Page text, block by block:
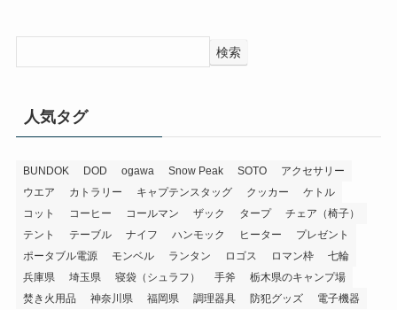
検索
人気タグ
BUNDOK DOD ogawa Snow Peak SOTO
アクセサリー
ウエア
カトラリー キャプテンスタッグ クッカー
ケトル
コット
コーヒー コールマン ザック タープ
チェア（椅子）
テント
テーブル ナイフ ハンモック ヒーター
プレゼント
ポータブル電源
モンベル ランタン ロゴス ロマン枠
七輪
兵庫県
埼玉県 寝袋（シュラフ） 手斧
栃木県のキャンプ場
焚き火用品
神奈川県 福岡県 調理器具 防犯グッズ 電子機器